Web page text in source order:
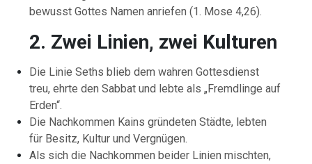
bewusst Gottes Namen anriefen (1. Mose 4,26).
2. Zwei Linien, zwei Kulturen
Die Linie Seths blieb dem wahren Gottesdienst
treu, ehrte den Sabbat und lebte als „Fremdlinge auf
Erden“.
Die Nachkommen Kains gründeten Städte, lebten
für Besitz, Kultur und Vergnügen.
Als sich die Nachkommen beider Linien mischten,